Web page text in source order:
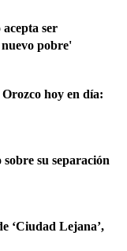
ser
pobre'
hoy en día:
su separación
‘Ciudad Lejana’,